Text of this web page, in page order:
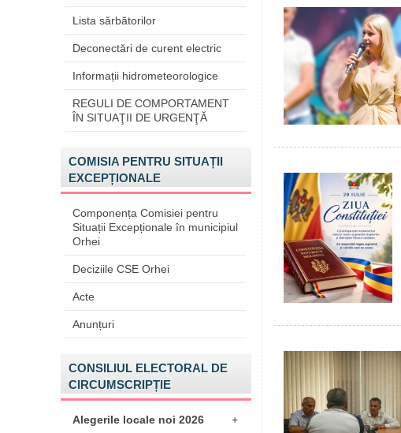
Lista sărbătorilor
Deconectări de curent electric
Informații hidrometeorologice
REGULI DE COMPORTAMENT
ÎN SITUAŢII DE URGENŢĂ
COMISIA PENTRU SITUAȚII
EXCEPȚIONALE
Componența Comisiei pentru
Situații Excepționale în municipiul
Orhei
Deciziile CSE Orhei
Acte
Anunțuri
CONSILIUL ELECTORAL DE
CIRCUMSCRIPȚIE
Alegerile locale noi 2026 +